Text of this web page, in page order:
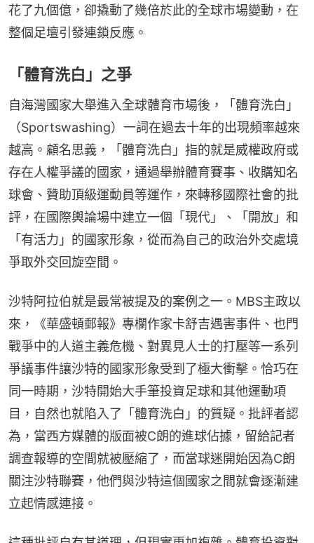
花了九個億，卻撬動了幾倍於此的全球市場變動，在
整個足壇引發連鎖反應。
「體育洗白」之爭
自海灣國家大舉進入全球體育市場後，「體育洗白」
（Sportswashing）一詞在過去十年的出現頻率越來
越高。顧名思義，「體育洗白」指的就是威權政府或
存在人權爭議的國家，通過舉辦體育賽事、收購知名
球會、贊助頂級運動員等運作，來轉移國際社會的批
評，在國際輿論場中建立一個「現代」、「開放」和
「有活力」的國家形象，從而為自己的政治外交處境
爭取外交回旋空間。
沙特阿拉伯就是最常被提及的案例之一。MBS主政以
來，《華盛頓郵報》專欄作家卡舒吉遇害事件、也門
戰爭中的人道主義危機、對異見人士的打壓等一系列
爭議事件讓沙特的國家形象受到了極大衝擊。恰巧在
同一時期，沙特開始大手筆投資足球和其他運動項
目，自然也就陷入了「體育洗白」的質疑。批評者認
為，當西方媒體的版面被C朗的進球佔據，留給記者
調查報導的空間就被壓縮了，而當球迷開始因為C朗
關注沙特聯賽，他們與沙特這個國家之間就會逐漸建
立起情感連接。